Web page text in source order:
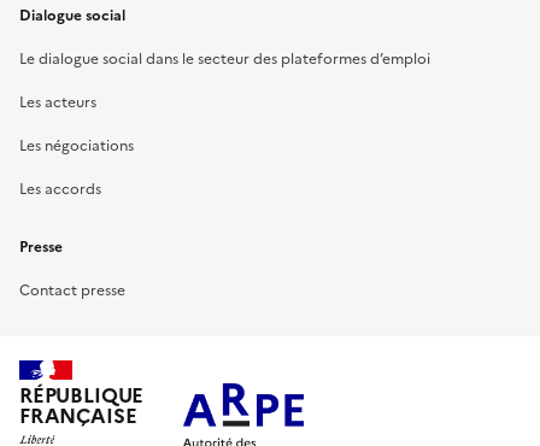
Dialogue social
Le dialogue social dans le secteur des plateformes d’emploi
Les acteurs
Les négociations
Les accords
Presse
Contact presse
RÉPUBLIQUE
FRANÇAISE